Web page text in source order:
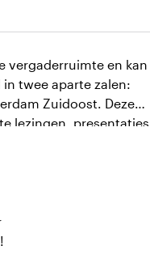
vergaderruimte en kan
twee aparte zalen:
Zuidoost. Deze
lezingen, presentaties
is uitgerust met
voor diverse